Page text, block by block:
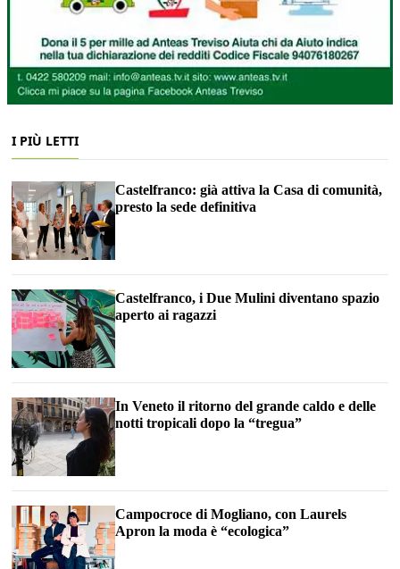
I PIÙ LETTI
Castelfranco: già attiva la Casa di comunità,
presto la sede definitiva
Castelfranco, i Due Mulini diventano spazio
aperto ai ragazzi
In Veneto il ritorno del grande caldo e delle
notti tropicali dopo la “tregua”
Campocroce di Mogliano, con Laurels
Apron la moda è “ecologica”